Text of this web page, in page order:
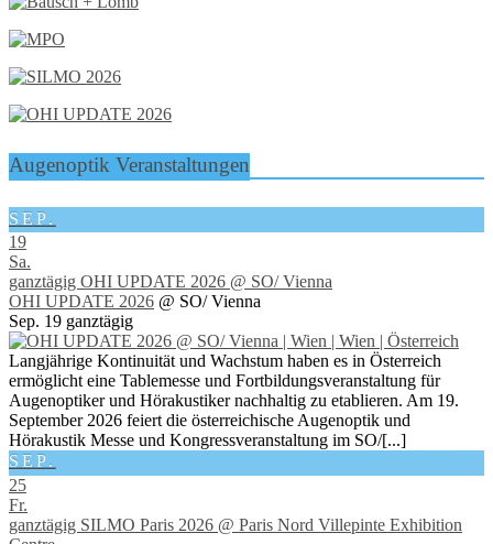
Augenoptik Veranstaltungen
SEP.
19
Sa.
ganztägig OHI UPDATE 2026 @ SO/ Vienna
OHI UPDATE 2026 @ SO/ Vienna
Sep. 19 ganztägig
Langjährige Kontinuität und Wachstum haben es in Österreich
ermöglicht eine Tablemesse und Fortbildungsveranstaltung für
Augenoptiker und Hörakustiker nachhaltig zu etablieren. Am 19.
September 2026 feiert die österreichische Augenoptik und
Hörakustik Messe und Kongressveranstaltung im SO/[...]
SEP.
25
Fr.
ganztägig SILMO Paris 2026 @ Paris Nord Villepinte Exhibition